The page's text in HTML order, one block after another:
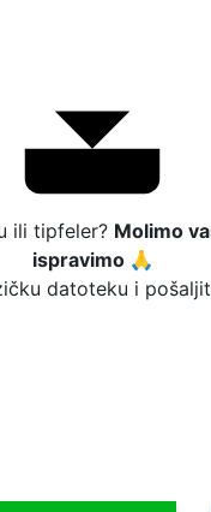
ili tipfeler? Molimo
ispravimo 🙏
datoteku i